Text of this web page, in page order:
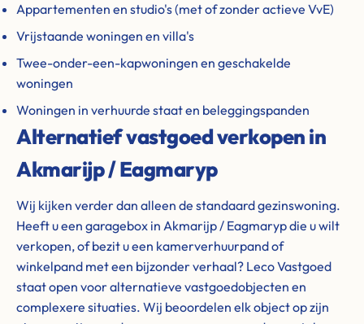
Appartementen en studio's (met of zonder actieve VvE)
Vrijstaande woningen en villa's
Twee-onder-een-kapwoningen en geschakelde
woningen
Woningen in verhuurde staat en beleggingspanden
Alternatief vastgoed verkopen in
Akmarijp / Eagmaryp
Wij kijken verder dan alleen de standaard gezinswoning.
Heeft u een garagebox in Akmarijp / Eagmaryp die u wilt
verkopen, of bezit u een kamerverhuurpand of
winkelpand met een bijzonder verhaal? Leco Vastgoed
staat open voor alternatieve vastgoedobjecten en
complexere situaties. Wij beoordelen elk object op zijn